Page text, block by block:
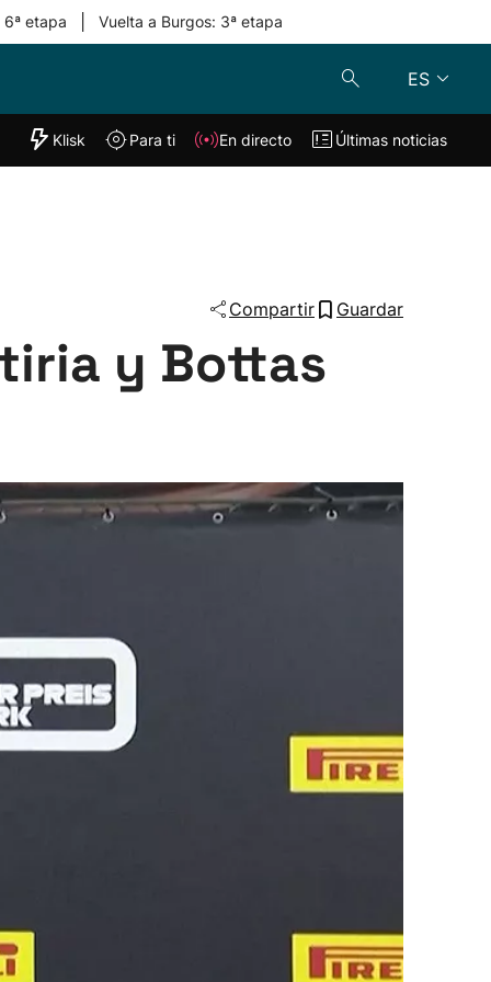
6ª etapa Vuelta a Burgos: 3ª etapa
ES
"Helmuga"
Klisk En directo
Klisk Para ti En directo Últimas noticias
Compartir Guardar
y Bottas